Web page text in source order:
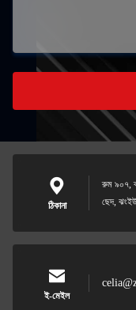
ঠিকানা
রুম ৯০৭,
ছেদ,
ই-মেইল